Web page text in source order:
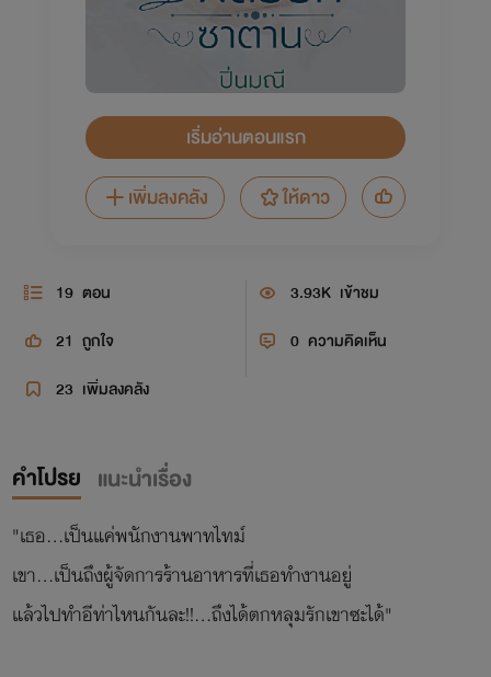
เริ่มอ่านตอนแรก
เพิ่มลงคลัง
ให้ดาว
19 ตอน 3.93K เข้าชม
21 ถูกใจ 0 ความคิดเห็น
23 เพิ่มลงคลัง
คำโปรย แนะนำเรื่อง
"เธอ...เป็นแค่พนักงานพาทไทม์
เขา...เป็นถึงผู้จัดการร้านอาหารที่เธอทำงานอยู่
แล้วไปทำอีท่าไหนกันละ!!...ถึงได้ตกหลุมรักเขาซะได้"